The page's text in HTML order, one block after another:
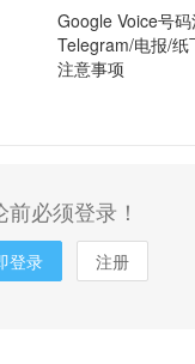
Google Voice号
Telegram/电报/纸
注意事项
前必须登录！
登录 注册